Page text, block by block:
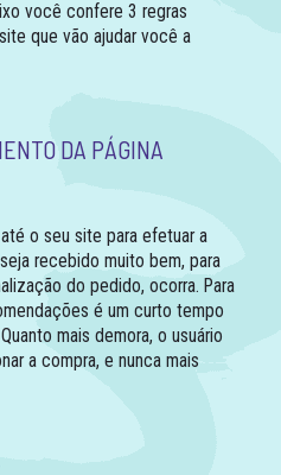
você confere 3 regras
que vão ajudar você a
DA PÁGINA
o seu site para efetuar a
recebido muito bem, para
do pedido, ocorra. Para
é um curto tempo
mais demora, o usuário
a compra, e nunca mais